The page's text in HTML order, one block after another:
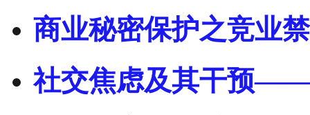
商业秘密保护之竞业
社交焦虑及其干预